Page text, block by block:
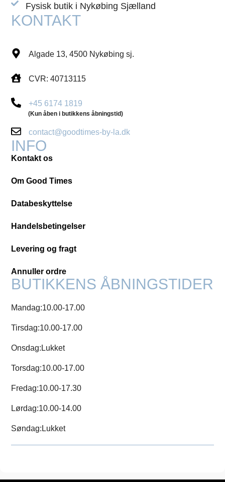
Fysisk butik i Nykøbing Sjælland
KONTAKT
Algade 13, 4500 Nykøbing sj.
CVR: 40713115
+45 6174 1819
(Kun åben i butikkens åbningstid)
contact@goodtimes-by-la.dk
INFO
Kontakt os
Om Good Times
Databeskyttelse
Handelsbetingelser
Levering og fragt
Annuller ordre
BUTIKKENS ÅBNINGSTIDER
Mandag:10.00-17.00
Tirsdag:10.00-17.00
Onsdag: Lukket
Torsdag:10.00-17.00
Fredag:10.00-17.30
Lørdag:10.00-14.00
Søndag: Lukket